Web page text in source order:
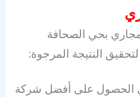
بحي الصحافة
النتيجة المرجوة:
الحصول على أفضل شركة